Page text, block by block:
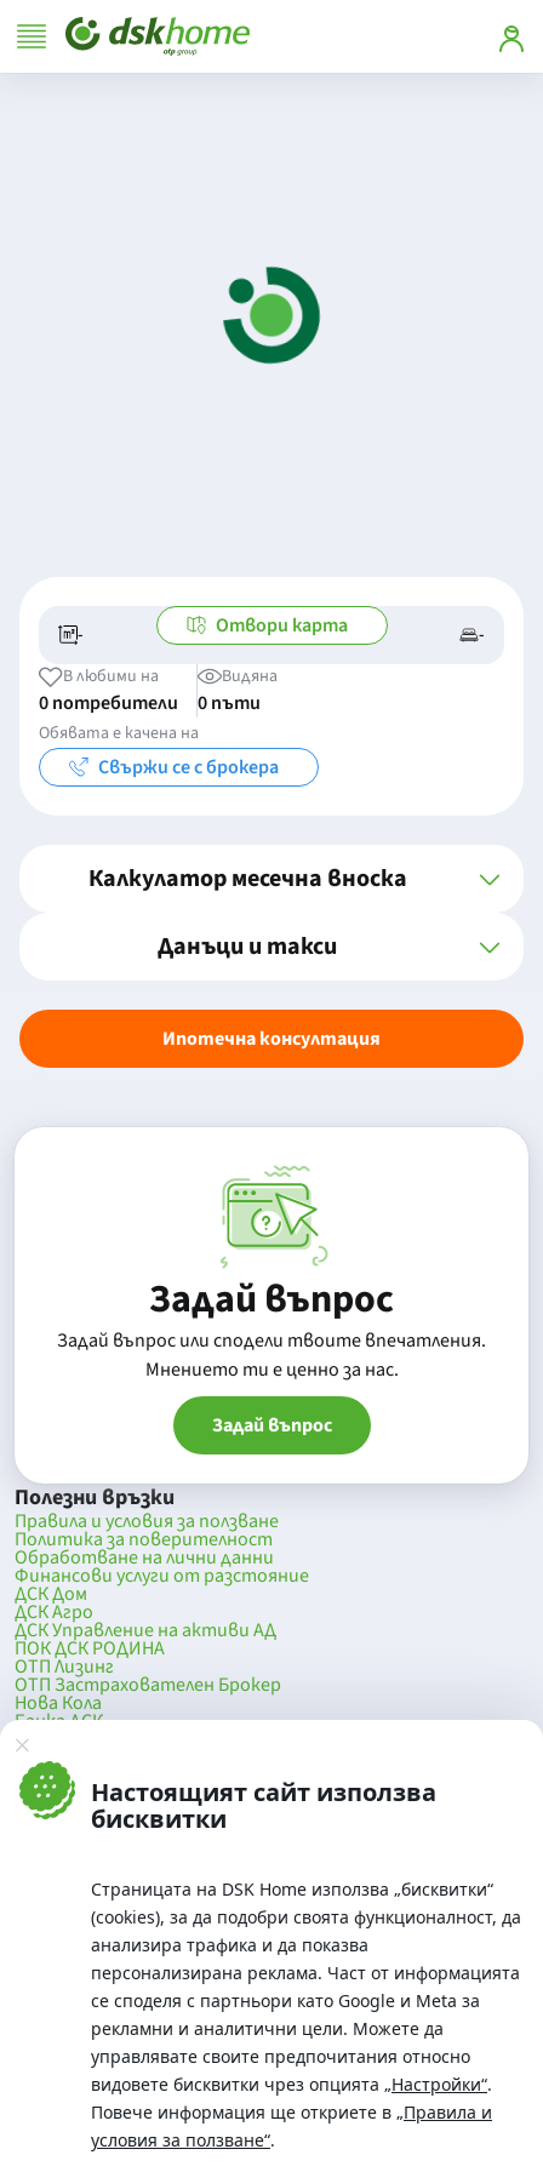
Настоящият сайт използва
бисквитки
Страницата на DSK Home използва „бисквитки“
(cookies), за да подобри своята функционалност, да
анализира трафика и да показва
персонализирана реклама. Част от информацията
се споделя с партньори като Google и Meta за
рекламни и аналитични цели. Можете да
управлявате своите предпочитания относно
видовете бисквитки чрез опцията „Настройки“.
Повече информация ще откриете в „Правила и
условия за ползване“.
- -/- -
Отвори карта
В любими на
0 потребители
Видяна
0 пъти
Обявата е качена на
Свържи се с брокера
Калкулатор месечна вноска
Данъци и такси
Ипотечна консултация
Задай въпрос
Задай въпрос или сподели твоите впечатления.
Mнението ти е ценно за нас.
Задай въпрос
Полезни връзки
Правила и условия за ползване
Политика за поверителност
Обработване на лични данни
Финансови услуги от разстояние
ДСК Дом
ДСК Агро
ДСК Управление на активи АД
ПОК ДСК РОДИНА
ОТП Лизинг
ОТП Застрахователен Брокер
Нова Кола
Банка ДСК
DSK Mobile
Оферти за продажба от Банка ДСК
Клонова мрежа и банкомати
До началото на страницата
Телефон:
0700 10 375 / *2375
Московска No.19 / ул. Г. Бенковски No. 5, София 1036
SWIFT/BIC: